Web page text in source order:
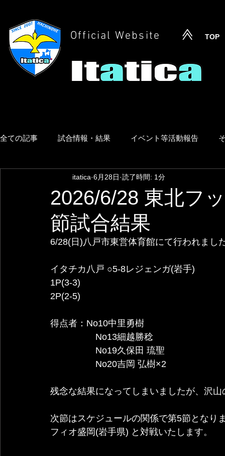
Official Website TOP
全ての記事 試合情報・結果 イベント等活動報告
2026/6/28 東北フ
節試合結果
itatica 6月28日 読了時間: 1分
6/28(日)八戸市東営体育館にて行われまし
イタチカ八戸 ○5-8レジェンガ(岩手)
1P(3-3)
2P(2-5)
得点者：No10中里勇樹
                  No13細越勝稔
                  No19久保田 琉聖
                  No20吉岡 弘樹×2
残念な結果になってしまいましたが、沢
次節はスケジュールの関係で第5節となり
フィオ盛岡(岩手県) と対戦いたします。